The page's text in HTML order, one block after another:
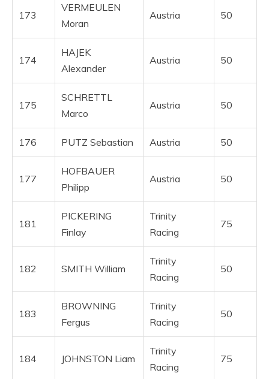
173
VERMEULEN
Moran
Austria 50
174
HAJEK
Alexander
Austria 50
175
SCHRETTL
Marco
Austria 50
176 PUTZ Sebastian Austria 50
177
HOFBAUER
Philipp
Austria 50
181
PICKERING
Finlay
Trinity
Racing
75
182 SMITH William
Trinity
Racing
50
183
BROWNING
Fergus
Trinity
Racing
50
184 JOHNSTON Liam
Trinity
Racing
75